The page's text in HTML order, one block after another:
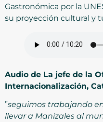
Gastronómica por la
su proyección cultural y
Audio de La jefe de la
Internacionalización,
”seguimos trabajando
llevar a Manizales al